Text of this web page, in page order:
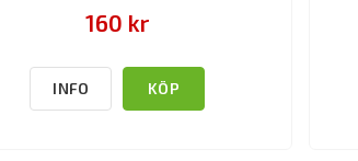
160 kr
INFO KÖP